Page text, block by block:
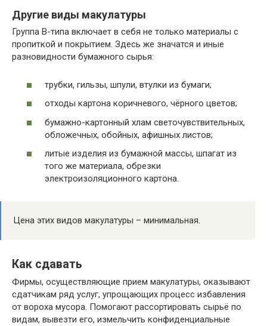
Другие виды макулатуры
Группа В-типа включает в себя не только материалы с
пропиткой и покрытием. Здесь же значатся и иные
разновидности бумажного сырья:
трубки, гильзы, шпули, втулки из бумаги;
отходы картона коричневого, чёрного цветов;
бумажно-картонный хлам светочувствительных,
обложечных, обойных, афишных листов;
литые изделия из бумажной массы, шпагат из
того же материала, обрезки
электроизоляционного картона.
Цена этих видов макулатуры – минимальная.
Как сдавать
Фирмы, осуществляющие прием макулатуры, оказывают
сдатчикам ряд услуг, упрощающих процесс избавления
от вороха мусора. Помогают рассортировать сырьё по
видам, вывезти его, измельчить конфиденциальные